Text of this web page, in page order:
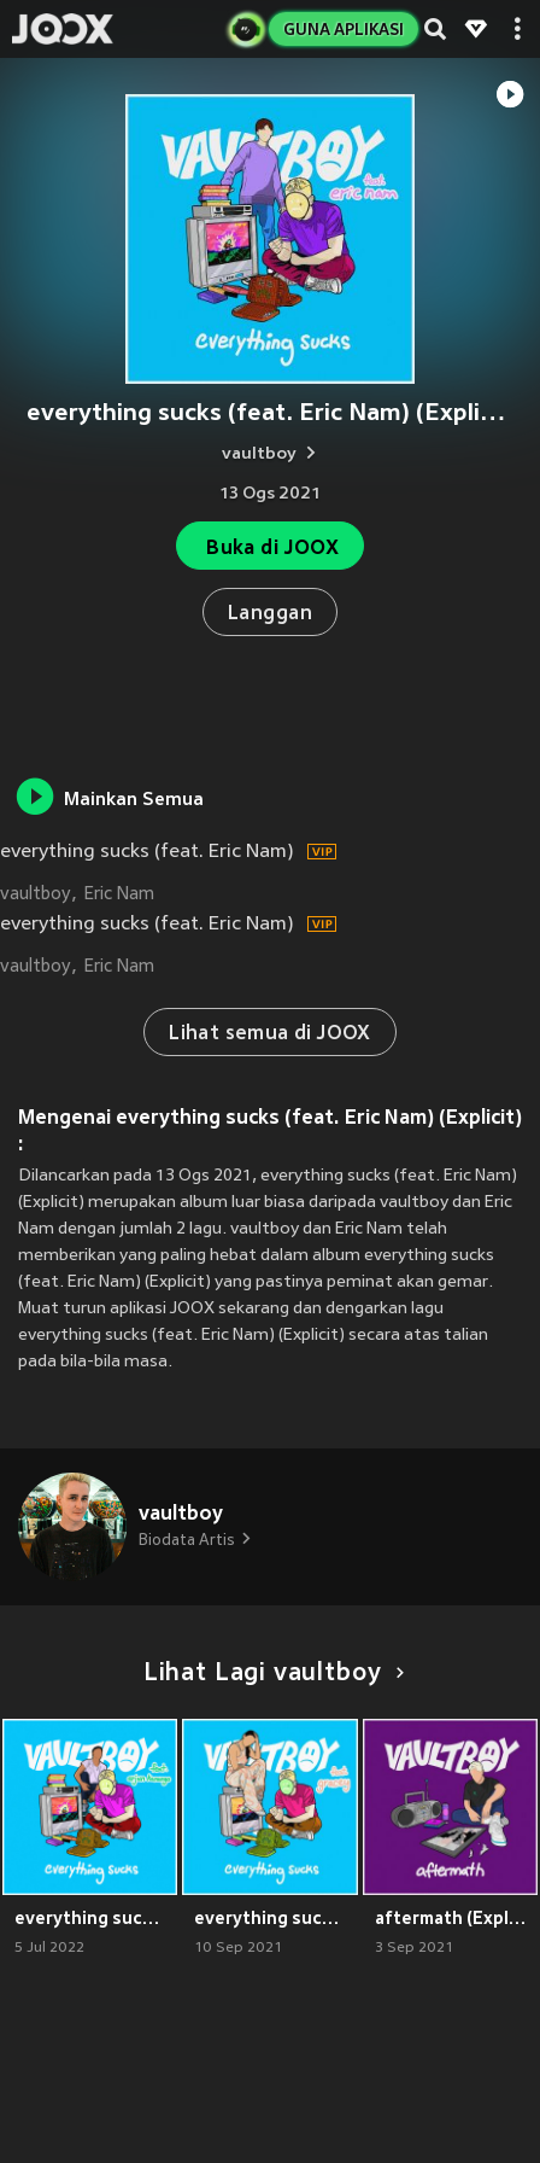
GUNA APLIKASI
everything sucks (feat. Eric Nam) (Explicit)
vaultboy
13 Ogs 2021
Buka di JOOX
Langgan
Mainkan Semua
everything sucks (feat. Eric Nam)
vaultboy Eric Nam
everything sucks (feat. Eric Nam)
vaultboy Eric Nam
Lihat semua di JOOX
Mengenai everything sucks (feat. Eric Nam) (Explicit)
:
Dilancarkan pada 13 Ogs 2021, everything sucks (feat. Eric Nam)
(Explicit) merupakan album luar biasa daripada vaultboy dan Eric
Nam dengan jumlah 2 lagu. vaultboy dan Eric Nam telah
memberikan yang paling hebat dalam album everything sucks
(feat. Eric Nam) (Explicit) yang pastinya peminat akan gemar.
Muat turun aplikasi JOOX sekarang dan dengarkan lagu
everything sucks (feat. Eric Nam) (Explicit) secara atas talian
pada bila-bila masa.
vaultboy
Biodata Artis
Lihat Lagi vaultboy
everything sucks (Explicit)
5 Jul 2022
everything sucks (feat. GRACEY) (Explicit)
10 Sep 2021
aftermath (Explicit)
3 Sep 2021